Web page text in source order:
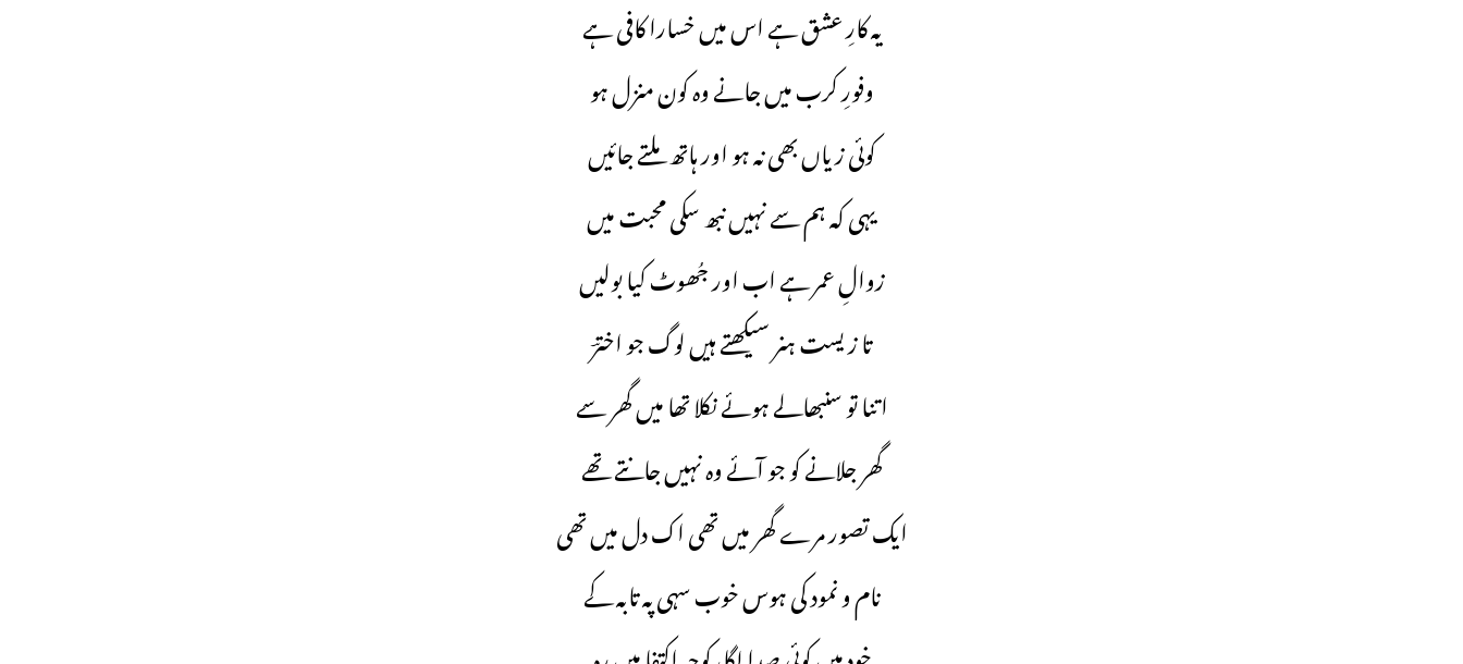
یہ کارِ عشق ہے اس میں خسارا کافی ہے
وفورِ کرب میں جانے وہ کون منزل ہو
کوئی زیاں بھی نہ ہو اور ہاتھ ملتے جائیں
یہی کہ ہم سے نہیں نبھ سکی محبت میں
زوالِ عمر ہے اب اور جُھوٹ کیا بولیں
تا زیست ہنر سیکھتے ہیں لوگ جو اخترؔ
اتنا تو سنبھالے ہوئے نکلا تھا میں گھر سے
گھر جلانے کو جو آئے وہ نہیں جانتے تھے
ایک تصور مرے گھر میں تھی اک دل میں تھی
نام و نمود کی ہوس خوب سہی پہ تابہ کے